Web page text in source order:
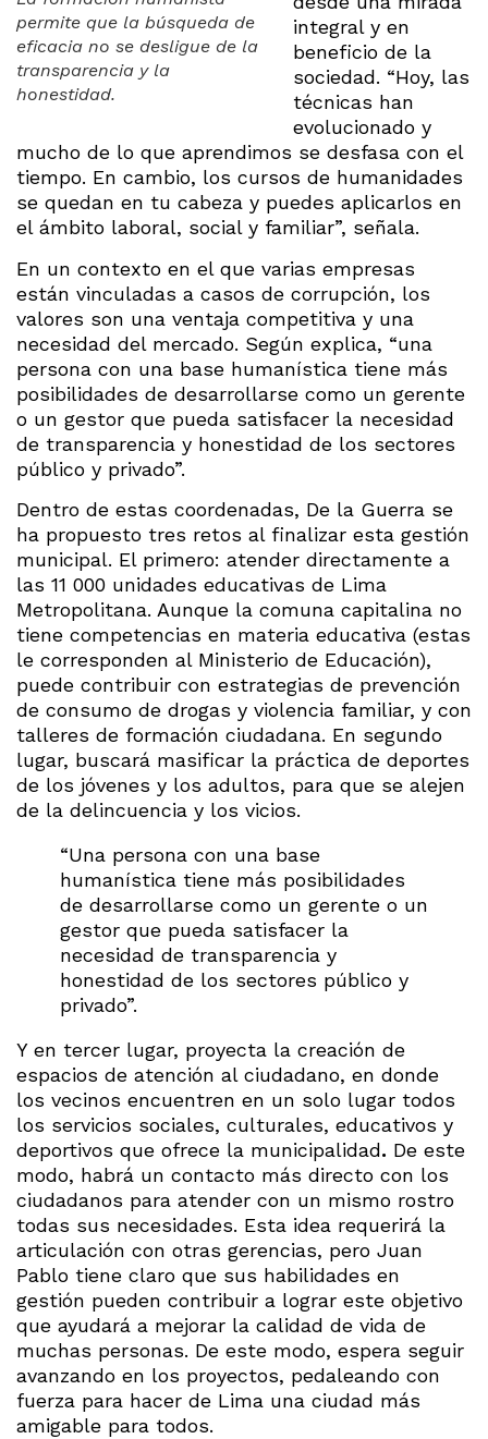
permite que la búsqueda de
eficacia no se desligue de la
transparencia y la
honestidad.
integral y en
beneficio de la
sociedad. “Hoy, las
técnicas han
evolucionado y
mucho de lo que aprendimos se desfasa con el
tiempo. En cambio, los cursos de humanidades
se quedan en tu cabeza y puedes aplicarlos en
el ámbito laboral, social y familiar”, señala.
En un contexto en el que varias empresas
están vinculadas a casos de corrupción, los
valores son una ventaja competitiva y una
necesidad del mercado. Según explica, “una
persona con una base humanística tiene más
posibilidades de desarrollarse como un gerente
o un gestor que pueda satisfacer la necesidad
de transparencia y honestidad de los sectores
público y privado”.
Dentro de estas coordenadas, De la Guerra se
ha propuesto tres retos al finalizar esta gestión
municipal. El primero: atender directamente a
las 11 000 unidades educativas de Lima
Metropolitana. Aunque la comuna capitalina no
tiene competencias en materia educativa (estas
le corresponden al Ministerio de Educación),
puede contribuir con estrategias de prevención
de consumo de drogas y violencia familiar, y con
talleres de formación ciudadana. En segundo
lugar, buscará masificar la práctica de deportes
de los jóvenes y los adultos, para que se alejen
de la delincuencia y los vicios.
“Una persona con una base
humanística tiene más posibilidades
de desarrollarse como un gerente o un
gestor que pueda satisfacer la
necesidad de transparencia y
honestidad de los sectores público y
privado”.
Y en tercer lugar, proyecta la creación de
espacios de atención al ciudadano, en donde
los vecinos encuentren en un solo lugar todos
los servicios sociales, culturales, educativos y
deportivos que ofrece la municipalidad. De este
modo, habrá un contacto más directo con los
ciudadanos para atender con un mismo rostro
todas sus necesidades. Esta idea requerirá la
articulación con otras gerencias, pero Juan
Pablo tiene claro que sus habilidades en
gestión pueden contribuir a lograr este objetivo
que ayudará a mejorar la calidad de vida de
muchas personas. De este modo, espera seguir
avanzando en los proyectos, pedaleando con
fuerza para hacer de Lima una ciudad más
amigable para todos.